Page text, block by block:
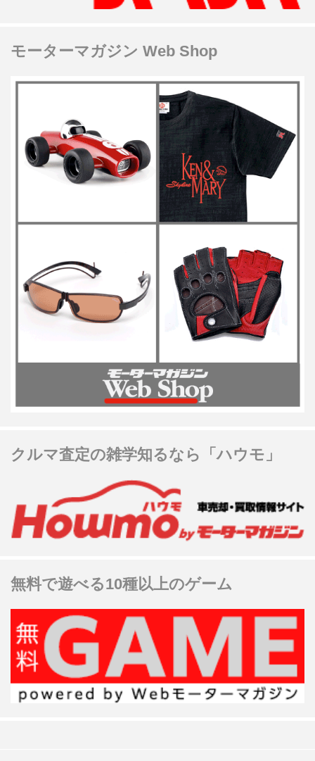
モーターマガジン Web Shop
クルマ査定の雑学知るなら「ハウモ」
無料で遊べる10種以上のゲーム